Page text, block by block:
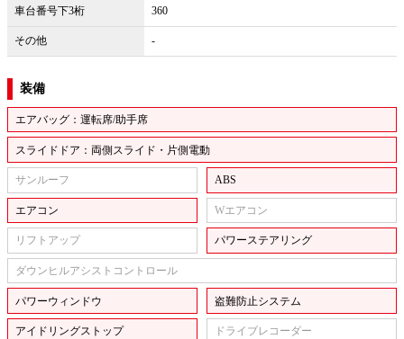
車台番号下3桁 360
その他 -
装備
エアバッグ：運転席/助手席
スライドドア：両側スライド・片側電動
サンルーフ ABS
エアコン Wエアコン
リフトアップ パワーステアリング
ダウンヒルアシストコントロール
パワーウィンドウ 盗難防止システム
アイドリングストップ ドライブレコーダー